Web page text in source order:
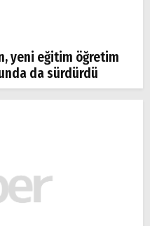
yeni eğitim öğretim
da sürdürdü